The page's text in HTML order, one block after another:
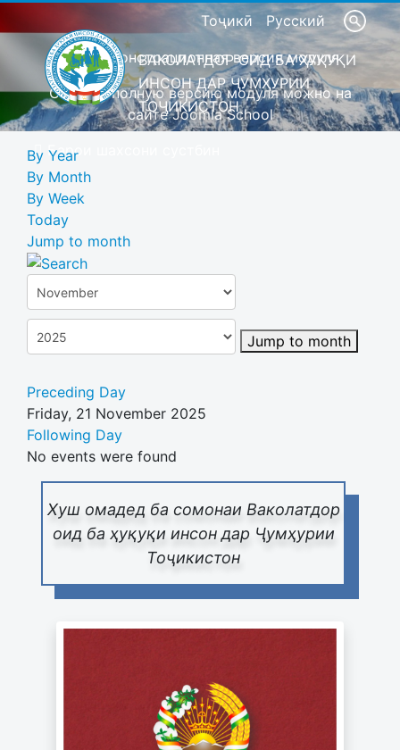
Тоҷикӣ Русский
Это демонстрационная версия модуля
Скачать полную версию модуля можно на
сайте Joomla School
Барои шахсони сустбин
ВАКОЛАТДОР ОИД БА ҲУҚУҚИ
ИНСОН ДАР ҶУМҲУРИИ
ТОҶИКИСТОН
Хуш омадед ба сомонаи Ваколатдор
оид ба ҳуқуқи инсон дар Ҷумҳурии
Тоҷикистон
By Year
By Month
By Week
Today
Jump to month
Jump to month
Preceding Day
Friday, 21 November 2025
Following Day
No events were found